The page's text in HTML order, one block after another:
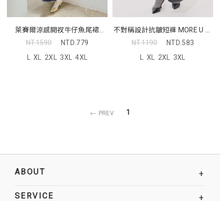
萊賽爾涼感開衩牛仔魚尾裙
MORE U 中大尺碼裙子
NT.1590
NTD.779
L XL 2XL 3XL 4XL
不對稱設計抗皺短褲 MORE U 中
大尺碼褲子
NT.1190
NTD.583
L XL 2XL 3XL
PREV 1
ABOUT +
SERVICE +